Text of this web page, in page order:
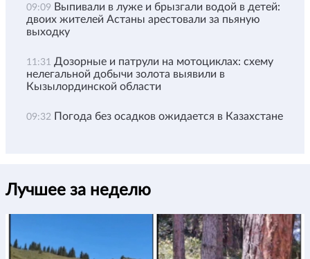
09:09 Выпивали в луже и брызгали водой в детей:
двоих жителей Астаны арестовали за пьяную
выходку
11:31 Дозорные и патрули на мотоциклах: схему
нелегальной добычи золота выявили в
Кызылординской области
09:32 Погода без осадков ожидается в Казахстане
Лучшее за неделю